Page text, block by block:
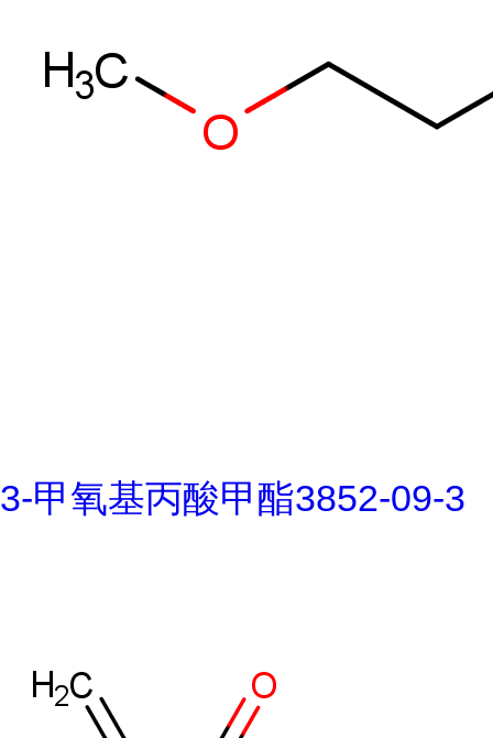
3-甲氧基丙酸甲酯3852-09-3